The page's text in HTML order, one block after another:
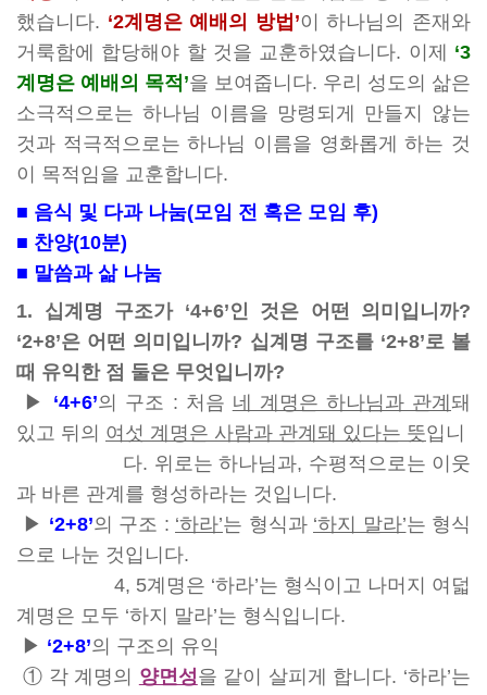
했습니다. ‘2계명은 예배의 방법’이 하나님의 존재와
거룩함에 합당해야 할 것을 교훈하였습니다. 이제 ‘3
계명은 예배의 목적’을 보여줍니다. 우리 성도의 삶은
소극적으로는 하나님 이름을 망령되게 만들지 않는
것과 적극적으로는 하나님 이름을 영화롭게 하는 것
이 목적임을 교훈합니다.
■ 음식 및 다과 나눔(모임 전 혹은 모임 후)
■ 찬양(10분)
■ 말씀과 삶 나눔
1. 십계명 구조가 ‘4+6’인 것은 어떤 의미입니까?
‘2+8’은 어떤 의미입니까? 십계명 구조를 ‘2+8’로 볼
때 유익한 점 둘은 무엇입니까?
▶ ‘4+6’의 구조 : 처음 네 계명은 하나님과 관계돼
있고 뒤의 여섯 계명은 사람과 관계돼 있다는 뜻입니
다. 위로는 하나님과, 수평적으로는 이웃
과 바른 관계를 형성하라는 것입니다.
▶ ‘2+8’의 구조 : ‘하라’는 형식과 ‘하지 말라’는 형식
으로 나눈 것입니다.
4, 5계명은 ‘하라’는 형식이고 나머지 여덟
계명은 모두 ‘하지 말라’는 형식입니다.
▶ ‘2+8’의 구조의 유익
① 각 계명의 양면성을 같이 살피게 합니다. ‘하라’는